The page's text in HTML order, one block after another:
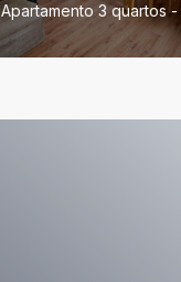
Apartamento 3 quartos